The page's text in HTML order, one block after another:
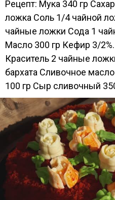
Рецепт: Мука 340 гр
ложка Соль 1/4 чайной
чайные ложки Сода 1
Масло 300 гр Кефир 3/
Краситель 2 чайные
бархата Сливочное
100 гр Сыр сливочный